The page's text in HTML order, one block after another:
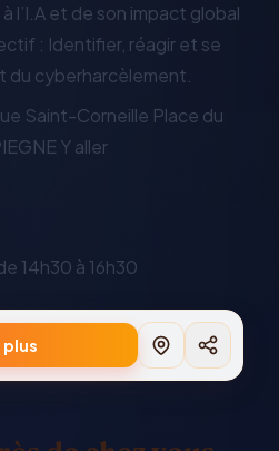
l’I.A et de son impact global
: Identifier, réagir et se
cyberharcèlement.
Saint-Corneille Place du
Y aller
14h30 à 16h30
plus